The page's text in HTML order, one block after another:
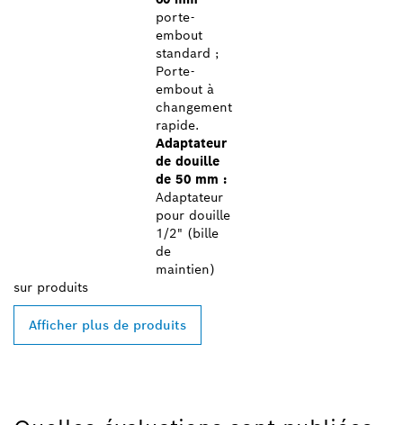
porte-
embout
standard ;
Porte-
embout à
changement
rapide.
Adaptateur
de douille
de 50 mm :
Adaptateur
pour douille
1/2" (bille
de
maintien)
sur produits
Afficher plus de produits